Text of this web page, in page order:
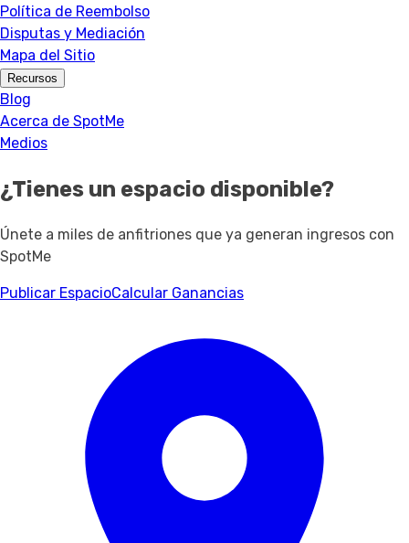
Política de Reembolso
Disputas y Mediación
Mapa del Sitio
Recursos
Blog
Acerca de SpotMe
Medios
¿Tienes un espacio disponible?
Únete a miles de anfitriones que ya generan ingresos con
SpotMe
Publicar EspacioCalcular Ganancias